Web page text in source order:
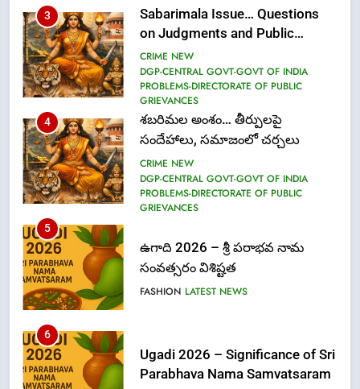
3
Sabarimala Issue… Questions
on Judgments and Public
Debate
CRIME NEW
DGP-CENTRAL GOVT-GOVT OF INDIA
PROBLEMS-DIRECTORATE OF PUBLIC
GRIEVANCES
4
శబరిమల అంశం… తీర్పులపై
సందేహాలు, సమాజంలో చర్చలు
CRIME NEW
DGP-CENTRAL GOVT-GOVT OF INDIA
PROBLEMS-DIRECTORATE OF PUBLIC
GRIEVANCES
5
ఉగాది 2026 – శ్రీ పరాభవ నామ
సంవత్సరం విశిష్టత
FASHION LATEST NEWS
6
Ugadi 2026 – Significance of Sri
Parabhava Nama Samvatsaram